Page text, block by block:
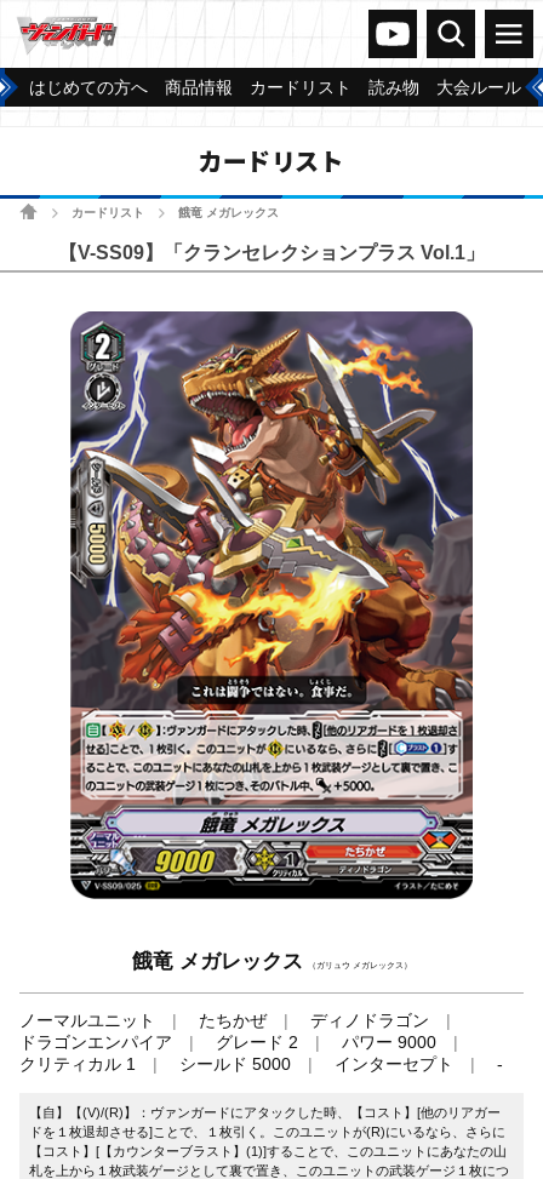
ヴァンガードch
検索 メニュー
はじめての方へ 商品情報 カードリスト 読み物 大会ルール
カードリスト
ホームカードリスト 餓竜 メガレックス
【V-SS09】「クランセレクションプラス Vol.1」
餓竜 メガレックス （ガリュウ メガレックス）
ノーマルユニット たちかぜ
ディノドラゴン
ドラゴンエンパイア
グレード 2
パワー 9000
クリティカル 1
シールド 5000 インターセプト -
【自】【(V)/(R)】：ヴァンガードにアタックした時、【コスト】[他のリアガー
ドを１枚退却させる]ことで、１枚引く。このユニットが(R)にいるなら、さらに
【コスト】[【カウンターブラスト】(1)]することで、このユニットにあなたの山
札を上から１枚武装ゲージとして裏で置き、このユニットの武装ゲージ１枚につ